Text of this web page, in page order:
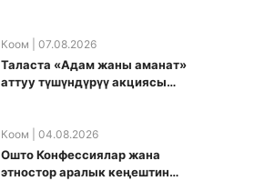
Коом | 07.08.2026
Таласта «Адам жаны аманат»
аттуу түшүндүрүү акциясы
Коом | 04.08.2026
Ошто Конфессиялар жана
этностор аралык кеңештин